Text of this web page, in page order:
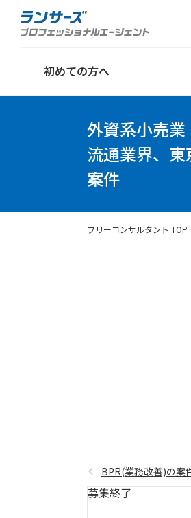
初めての方へ
外資系小売
流通業界、
案件
フリーコンサルタント TOP
BPR(業務改善)の案
募集終了